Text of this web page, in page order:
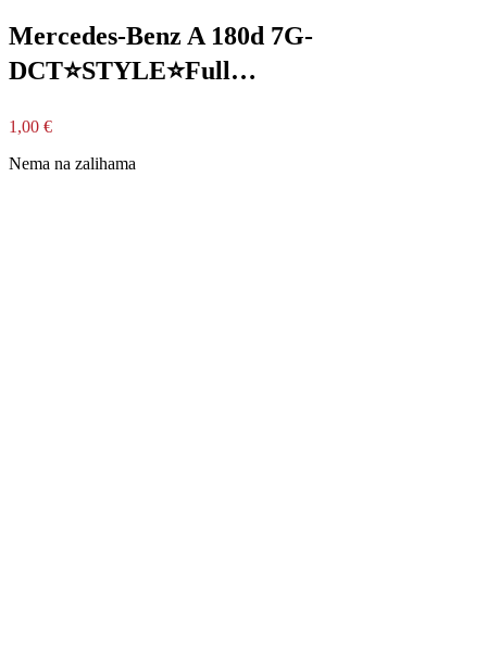
Mercedes-Benz A 180d 7G-
DCT⭐STYLE⭐Full…
1,00 €
Nema na zalihama